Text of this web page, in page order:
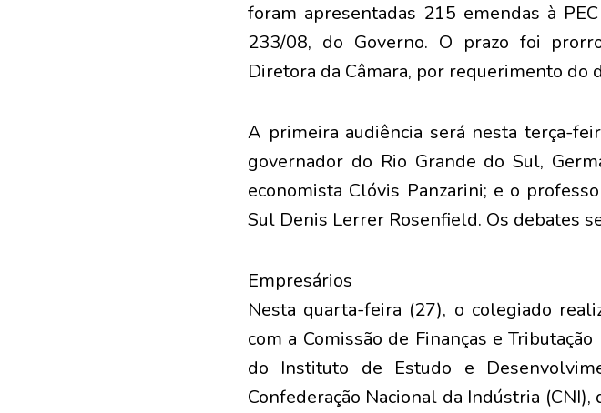
foram apresentadas 215 emendas à
233/08, do Governo. O prazo foi
Diretora da Câmara, por requerimento do
A primeira audiência será nesta terça-
governador do Rio Grande do Sul,
economista Clóvis Panzarini; e o
Sul Denis Lerrer Rosenfield. Os debates
Empresários
Nesta quarta-feira (27), o colegiado
com a Comissão de Finanças e
do Instituto de Estudo e
Confederação Nacional da Indústria